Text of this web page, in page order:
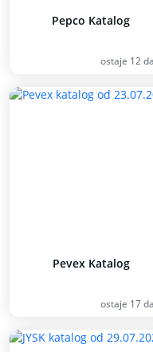
Pepco Katalog
ostaje 12
Pevex Katalog
ostaje 17